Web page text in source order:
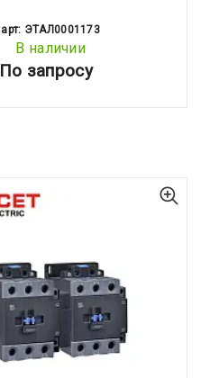
арт: ЭТАЛ0001173
В наличии
По запросу